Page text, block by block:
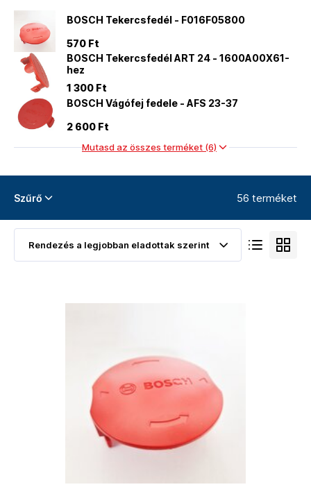
BOSCH Tekercsfedél - F016F05800
570 Ft
BOSCH Tekercsfedél ART 24 - 1600A00X61-
hez
1 300 Ft
BOSCH Vágófej fedele - AFS 23-37
2 600 Ft
Mutasd az összes terméket (6)
Szűrő 56 terméket